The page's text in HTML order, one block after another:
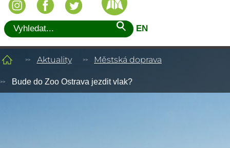
EN
Aktuality Městská doprava
Bude do Zoo Ostrava jezdit vlak?